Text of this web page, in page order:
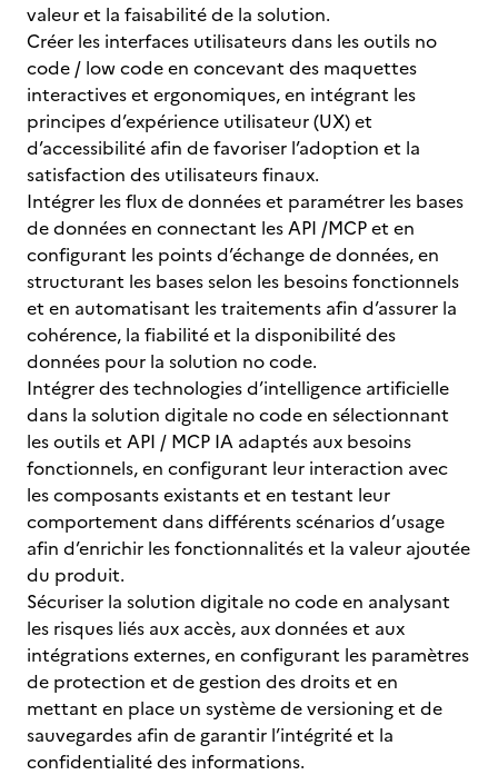
valeur et la faisabilité de la solution.
Créer les interfaces utilisateurs dans les outils no
code / low code en concevant des maquettes
interactives et ergonomiques, en intégrant les
principes d’expérience utilisateur (UX) et
d’accessibilité afin de favoriser l’adoption et la
satisfaction des utilisateurs finaux.
Intégrer les flux de données et paramétrer les bases
de données en connectant les API /MCP et en
configurant les points d’échange de données, en
structurant les bases selon les besoins fonctionnels
et en automatisant les traitements afin d’assurer la
cohérence, la fiabilité et la disponibilité des
données pour la solution no code.
Intégrer des technologies d’intelligence artificielle
dans la solution digitale no code en sélectionnant
les outils et API / MCP IA adaptés aux besoins
fonctionnels, en configurant leur interaction avec
les composants existants et en testant leur
comportement dans différents scénarios d’usage
afin d’enrichir les fonctionnalités et la valeur ajoutée
du produit.
Sécuriser la solution digitale no code en analysant
les risques liés aux accès, aux données et aux
intégrations externes, en configurant les paramètres
de protection et de gestion des droits et en
mettant en place un système de versioning et de
sauvegardes afin de garantir l’intégrité et la
confidentialité des informations.